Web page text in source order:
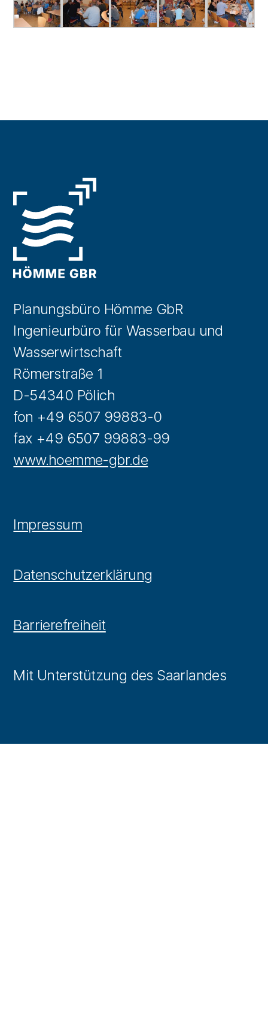
Planungsbüro Hömme GbR
Ingenieurbüro für Wasserbau und
Wasserwirtschaft
Römerstraße 1
D-54340 Pölich
fon +49 6507 99883-0
fax +49 6507 99883-99
www.hoemme-gbr.de
Impressum
Datenschutzerklärung
Barrierefreiheit
Mit Unterstützung des Saarlandes